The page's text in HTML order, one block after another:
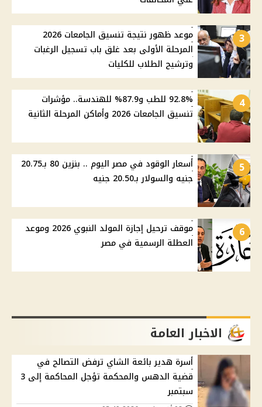
3
موعد ظهور نتيجة تنسيق الجامعات 2026
المرحلة الأولى بعد غلق باب تسجيل الرغبات
وترشيح الطلاب للكليات
4
92.8% للطب و87.9% للهندسة.. مؤشرات
تنسيق الجامعات 2026 وأماكن المرحلة الثانية
5
أسعار الوقود في مصر اليوم .. بنزين 80 بـ20.75
جنيه والسولار بـ20.50 جنيه
6
موقف ترحيل إجازة المولد النبوي 2026 وموعد
العطلة الرسمية في مصر
الاخبار العامة
أسرة هدير بائعة الشاي ترفض التصالح في
قضية الدهس والمحكمة تؤجل المحاكمة إلى 3
سبتمبر